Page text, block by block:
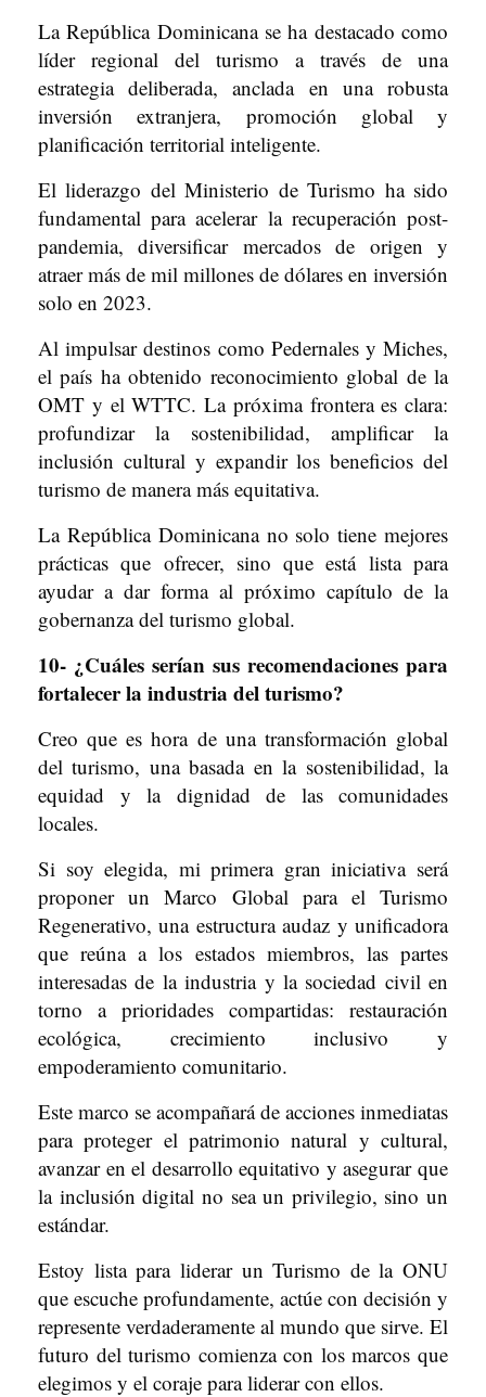
La República Dominicana se ha destacado como
líder regional del turismo a través de una
estrategia deliberada, anclada en una robusta
inversión extranjera, promoción global y
planificación territorial inteligente.
El liderazgo del Ministerio de Turismo ha sido
fundamental para acelerar la recuperación post-
pandemia, diversificar mercados de origen y
atraer más de mil millones de dólares en inversión
solo en 2023.
Al impulsar destinos como Pedernales y Miches,
el país ha obtenido reconocimiento global de la
OMT y el WTTC. La próxima frontera es clara:
profundizar la sostenibilidad, amplificar la
inclusión cultural y expandir los beneficios del
turismo de manera más equitativa.
La República Dominicana no solo tiene mejores
prácticas que ofrecer, sino que está lista para
ayudar a dar forma al próximo capítulo de la
gobernanza del turismo global.
10- ¿Cuáles serían sus recomendaciones para
fortalecer la industria del turismo?
Creo que es hora de una transformación global
del turismo, una basada en la sostenibilidad, la
equidad y la dignidad de las comunidades
locales.
Si soy elegida, mi primera gran iniciativa será
proponer un Marco Global para el Turismo
Regenerativo, una estructura audaz y unificadora
que reúna a los estados miembros, las partes
interesadas de la industria y la sociedad civil en
torno a prioridades compartidas: restauración
ecológica, crecimiento inclusivo y
empoderamiento comunitario.
Este marco se acompañará de acciones inmediatas
para proteger el patrimonio natural y cultural,
avanzar en el desarrollo equitativo y asegurar que
la inclusión digital no sea un privilegio, sino un
estándar.
Estoy lista para liderar un Turismo de la ONU
que escuche profundamente, actúe con decisión y
represente verdaderamente al mundo que sirve. El
futuro del turismo comienza con los marcos que
elegimos y el coraje para liderar con ellos.